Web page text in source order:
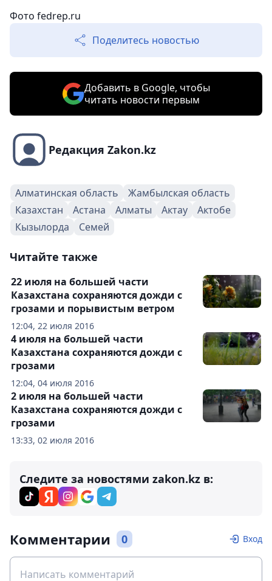
Фото fedrep.ru
Поделитесь новостью
Добавить в Google, чтобы
читать новости первым
Редакция Zakon.kz
Алматинская область
Жамбылская область
Казахстан
Астана Алматы Актау
Актобе
Кызылорда
Семей
Читайте также
12:04, 22 июля 2016
22 июля на большей части
Казахстана сохраняются дожди с
грозами и порывистым ветром
12:04, 04 июля 2016
4 июля на большей части
Казахстана сохраняются дожди с
грозами
13:33, 02 июля 2016
2 июля на большей части
Казахстана сохраняются дожди с
грозами
Следите за новостями zakon.kz в:
Комментарии 0 Вход